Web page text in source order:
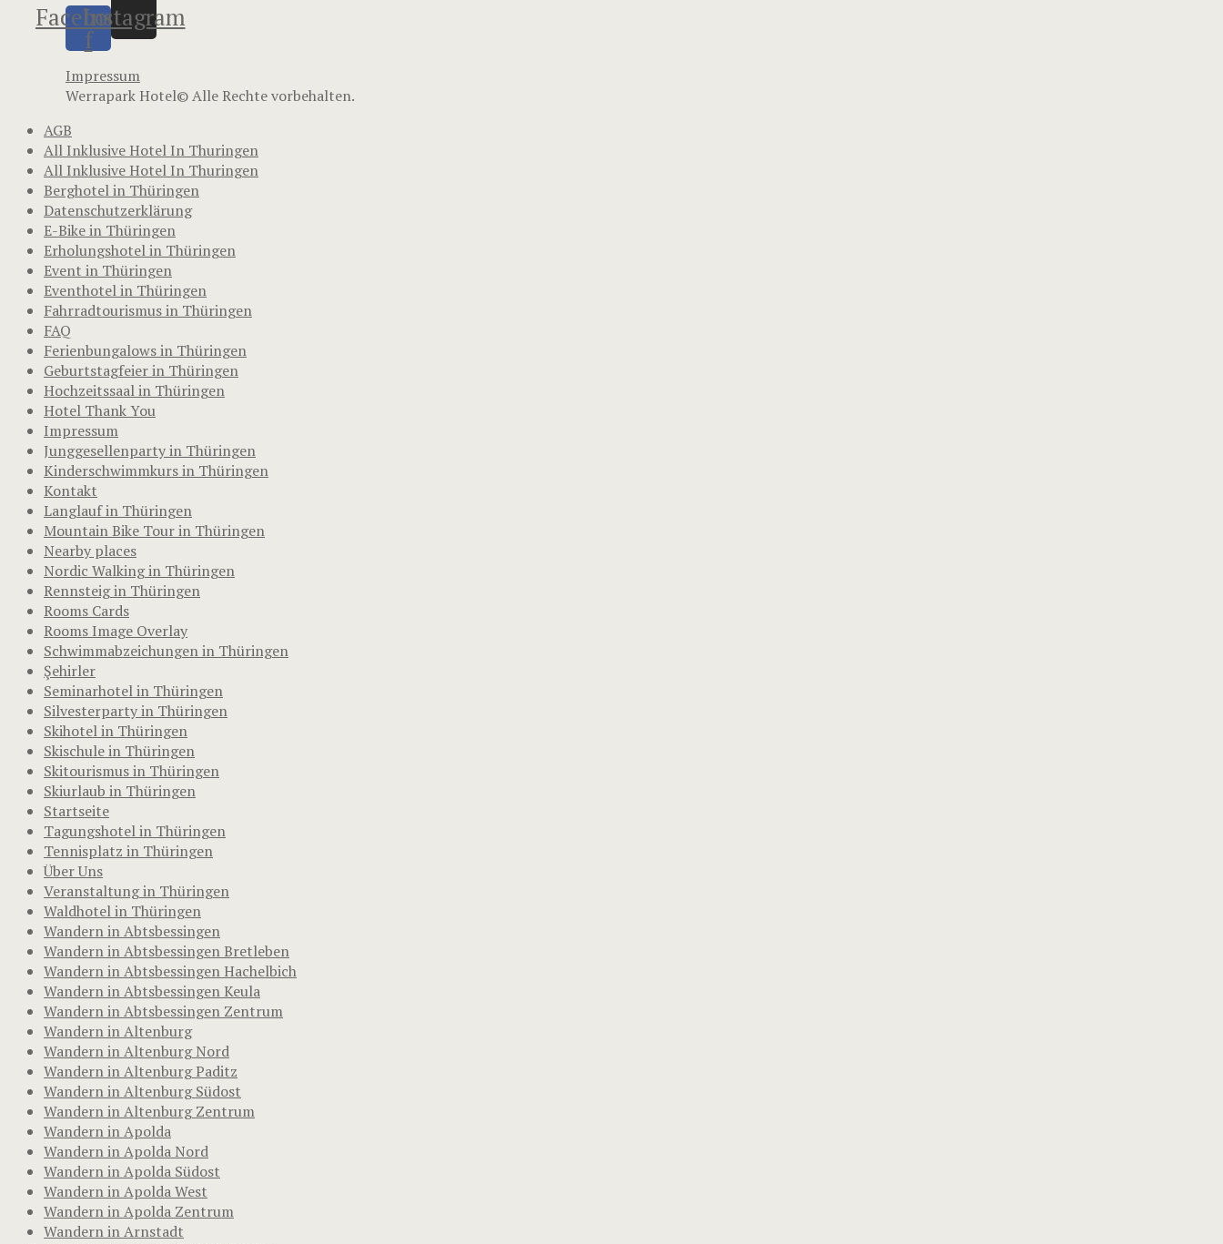
Facebook-
f
Instagram
Impressum
Werrapark Hotel© Alle Rechte vorbehalten.
AGB
All Inklusive Hotel In Thuringen
All Inklusive Hotel In Thuringen
Berghotel in Thüringen
Datenschutzerklärung
E-Bike in Thüringen
Erholungshotel in Thüringen
Event in Thüringen
Eventhotel in Thüringen
Fahrradtourismus in Thüringen
FAQ
Ferienbungalows in Thüringen
Geburtstagfeier in Thüringen
Hochzeitssaal in Thüringen
Hotel Thank You
Impressum
Junggesellenparty in Thüringen
Kinderschwimmkurs in Thüringen
Kontakt
Langlauf in Thüringen
Mountain Bike Tour in Thüringen
Nearby places
Nordic Walking in Thüringen
Rennsteig in Thüringen
Rooms Cards
Rooms Image Overlay
Schwimmabzeichungen in Thüringen
Şehirler
Seminarhotel in Thüringen
Silvesterparty in Thüringen
Skihotel in Thüringen
Skischule in Thüringen
Skitourismus in Thüringen
Skiurlaub in Thüringen
Startseite
Tagungshotel in Thüringen
Tennisplatz in Thüringen
Über Uns
Veranstaltung in Thüringen
Waldhotel in Thüringen
Wandern in Abtsbessingen
Wandern in Abtsbessingen Bretleben
Wandern in Abtsbessingen Hachelbich
Wandern in Abtsbessingen Keula
Wandern in Abtsbessingen Zentrum
Wandern in Altenburg
Wandern in Altenburg Nord
Wandern in Altenburg Paditz
Wandern in Altenburg Südost
Wandern in Altenburg Zentrum
Wandern in Apolda
Wandern in Apolda Nord
Wandern in Apolda Südost
Wandern in Apolda West
Wandern in Apolda Zentrum
Wandern in Arnstadt